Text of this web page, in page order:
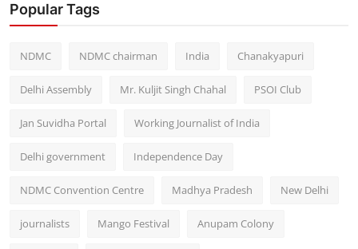
Popular Tags
NDMC NDMC chairman India Chanakyapuri
Delhi Assembly Mr. Kuljit Singh Chahal PSOI Club
Jan Suvidha Portal Working Journalist of India
Delhi government Independence Day
NDMC Convention Centre Madhya Pradesh New Delhi
journalists Mango Festival Anupam Colony